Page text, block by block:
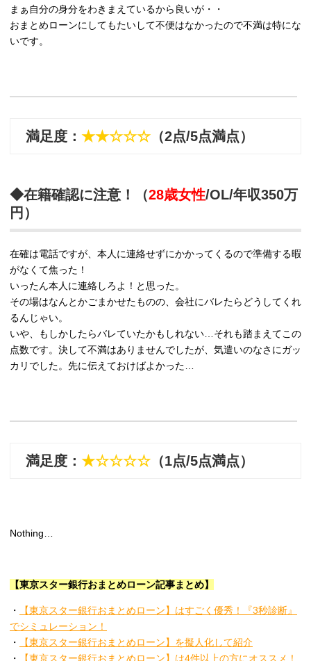
まぁ自分の身分をわきまえているから良いが・・
おまとめローンにしてもたいして不便はなかったので不満は特にな
いです。
満足度： ★★☆☆☆ （2点/5点満点）
◆在籍確認に注意！（28歳女性/OL/年収350万
円）
在確は電話ですが、本人に連絡せずにかかってくるので準備する暇
がなくて焦った！
いったん本人に連絡しろよ！と思った。
その場はなんとかごまかせたものの、会社にバレたらどうしてくれ
るんじゃい。
いや、もしかしたらバレていたかもしれない…それも踏まえてこの
点数です。決して不満はありませんでしたが、気遣いのなさにガッ
カリでした。先に伝えておけばよかった…
満足度： ★☆☆☆☆ （1点/5点満点）
Nothing…
【東京スター銀行おまとめローン記事まとめ】
・
【東京スター銀行おまとめローン】はすごく優秀！『3秒診断』
でシミュレーション！
・
【東京スター銀行おまとめローン】を擬人化して紹介
・
【東京スター銀行おまとめローン】は4件以上の方にオススメ！